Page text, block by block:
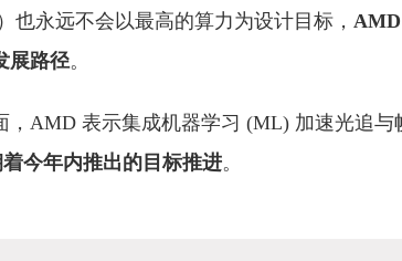
也永远不会以最高的算力为设计目标，
展路径。
，AMD 表示集成机器学习 (ML) 加速光追与
今年内推出的目标推进。